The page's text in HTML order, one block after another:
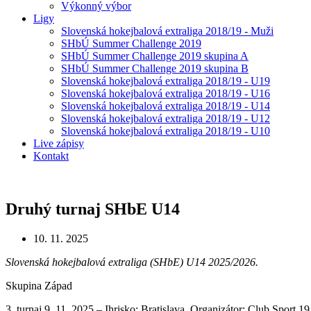
Výkonný výbor
Ligy
Slovenská hokejbalová extraliga 2018/19 - Muži
SHbÚ Summer Challenge 2019
SHbÚ Summer Challenge 2019 skupina A
SHbÚ Summer Challenge 2019 skupina B
Slovenská hokejbalová extraliga 2018/19 - U19
Slovenská hokejbalová extraliga 2018/19 - U16
Slovenská hokejbalová extraliga 2018/19 - U14
Slovenská hokejbalová extraliga 2018/19 - U12
Slovenská hokejbalová extraliga 2018/19 - U10
Live zápisy
Kontakt
Druhý turnaj SHbE U14
10. 11. 2025
Slovenská hokejbalová extraliga (SHbE) U14 2025/2026.
Skupina Západ